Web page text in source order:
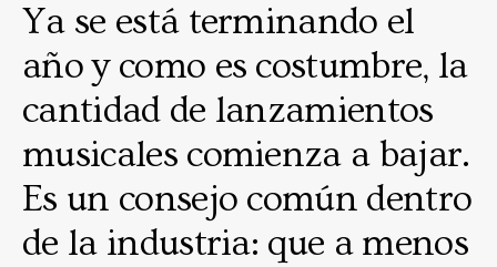
Ya se está terminando el
año y como es costumbre, la
cantidad de lanzamientos
musicales comienza a bajar.
Es un consejo común dentro
de la industria: que a menos